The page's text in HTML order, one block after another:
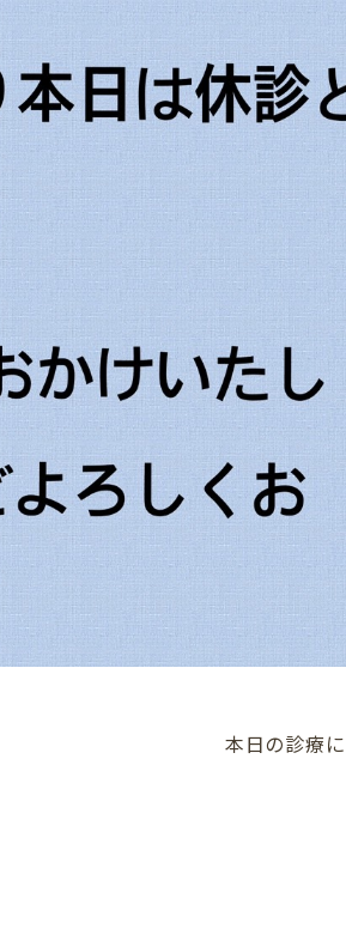
本日の診療